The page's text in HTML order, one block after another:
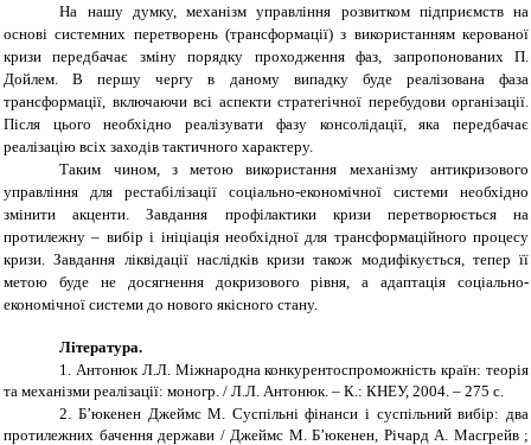
На нашу думку, механізм управління розвитком підприємств на
основі системних перетворень (трансформації) з використанням керованої
кризи передбачає зміну порядку проходження фаз, запропонованих П.
Дойлем. В першу чергу в даному випадку буде реалізована фаза
трансформації, включаючи всі аспекти стратегічної перебудови організації.
Після цього необхідно реалізувати фазу консолідації, яка передбачає
реалізацію всіх заходів тактичного характеру.
Таким чином, з метою використання механізму антикризового
управління для рестабілізації соціально-економічної системи необхідно
змінити акценти. Завдання профілактики кризи перетворюється на
протилежну – вибір і ініціація необхідної для трансформаційного процесу
кризи. Завдання ліквідації наслідків кризи також модифікується, тепер її
метою буде не досягнення докризового рівня, а адаптація соціально-
економічної системи до нового якісного стану.
Література.
1.
Антонюк Л.Л. Міжнародна конкурентоспроможність країн: теорія
та механізми реалізації: моногр. / Л.Л. Антонюк. – К.: КНЕУ, 2004. – 275 с.
2.
Б’юкенен Джеймс М. Суспільні фінанси і суспільний вибір: два
протилежних бачення держави / Джеймс М. Б’юкенен, Річард А. Масгрейв ;